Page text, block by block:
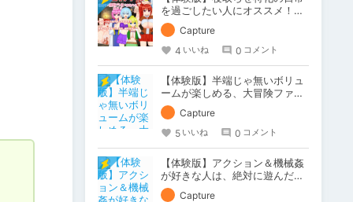
を過ごしたい人にオススメ！
【行動記録】
Capture
4 いいね 0 コメント
【体験版】半端じゃ無いボリュ
ームが楽しめる、大冒険ファン
タジー！【行動記録】
Capture
5 いいね 0 コメント
【体験版】アクション＆機械姦
が好きな人は、絶対に遊んだ方
が良い作品です！【行動記録】
Capture